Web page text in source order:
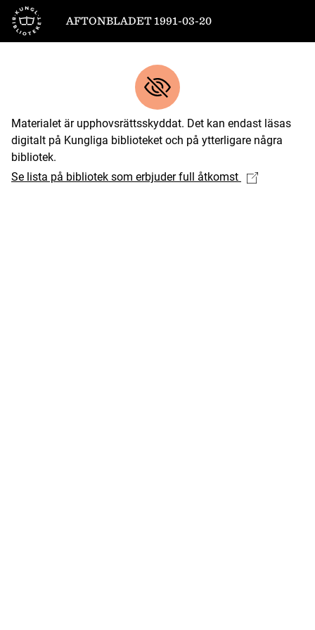
Till startsidan
AFTONBLADET 1991-03-20
Materialet är upphovsrättsskyddat. Det kan endast läsas
digitalt på Kungliga biblioteket och på ytterligare några
bibliotek.
Se lista på bibliotek som erbjuder full åtkomst